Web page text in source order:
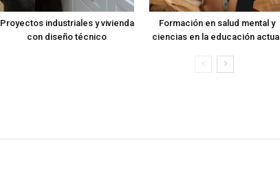
Proyectos industriales y vivienda
con diseño técnico
Formación en salud mental y
ciencias en la educación actual